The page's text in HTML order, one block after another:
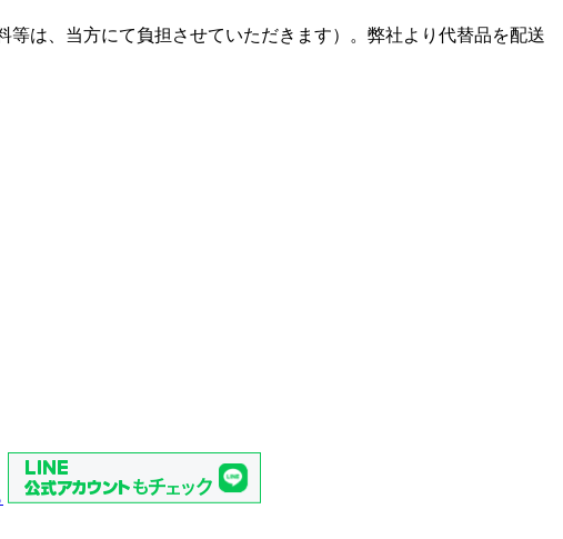
は、当方にて負担させていただきます）。弊社より代替品を配送